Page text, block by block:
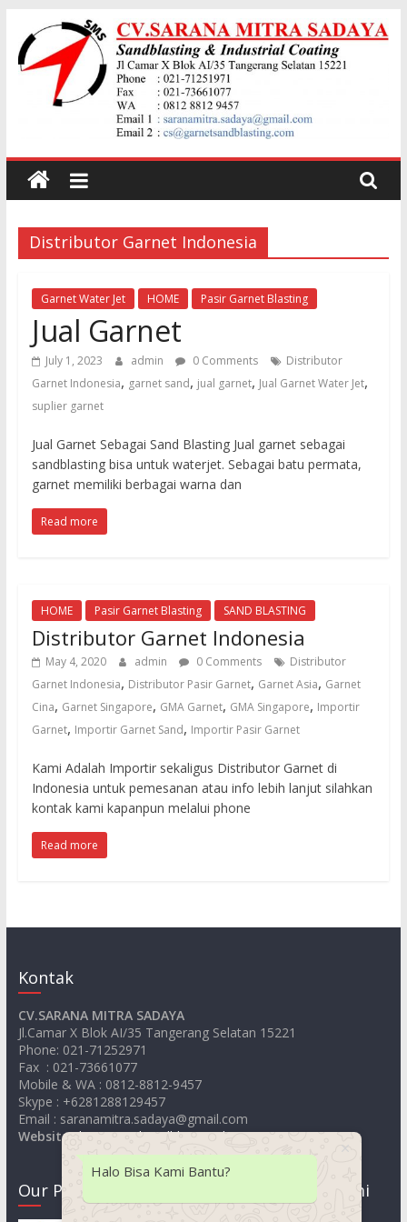
content
Jual
garnet
Sand
Blasting
Jual
Pasir
Garnet
untuk
sandblasting
dan
waterjet
Distributor Garnet Indonesia
Garnet Water Jet HOME Pasir Garnet Blasting
Jual Garnet
July 1, 2023 admin 0 Comments
Distributor
Garnet Indonesia, garnet sand, jual garnet, Jual Garnet Water Jet,
suplier garnet
Jual Garnet Sebagai Sand Blasting Jual garnet sebagai
sandblasting bisa untuk waterjet. Sebagai batu permata,
garnet memiliki berbagai warna dan
Read more
HOME Pasir Garnet Blasting SAND BLASTING
Distributor Garnet Indonesia
May 4, 2020 admin 0 Comments
Distributor
Garnet Indonesia, Distributor Pasir Garnet, Garnet Asia, Garnet
Cina, Garnet Singapore, GMA Garnet, GMA Singapore, Importir
Garnet, Importir Garnet Sand, Importir Pasir Garnet
Kami Adalah Importir sekaligus Distributor Garnet di
Indonesia untuk pemesanan atau info lebih lanjut silahkan
kontak kami kapanpun melalui phone
Read more
Kontak
CV.SARANA MITRA SADAYA
Jl.Camar X Blok AI/35 Tangerang Selatan 15221
Phone: 021-71252971
Fax : 021-73661077
Mobile & WA : 0812-8812-9457
Skype : +6281288129457
Email : saranamitra.sadaya@gmail.com
Website:https://jualsandblastingelcometer.com
Our Product Lokasi Kami
Halo Bisa Kami Bantu?